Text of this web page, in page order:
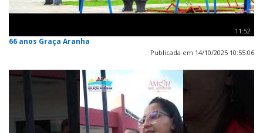
11:52
66 anos Graça Aranha
Publicada em 14/10/2025 10:55:06